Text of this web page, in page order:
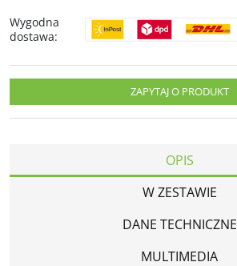
Wygodna
dostawa:
ZAPYTAJ O PRODUKT
OPIS
W ZESTAWIE
DANE TECHNICZNE
MULTIMEDIA